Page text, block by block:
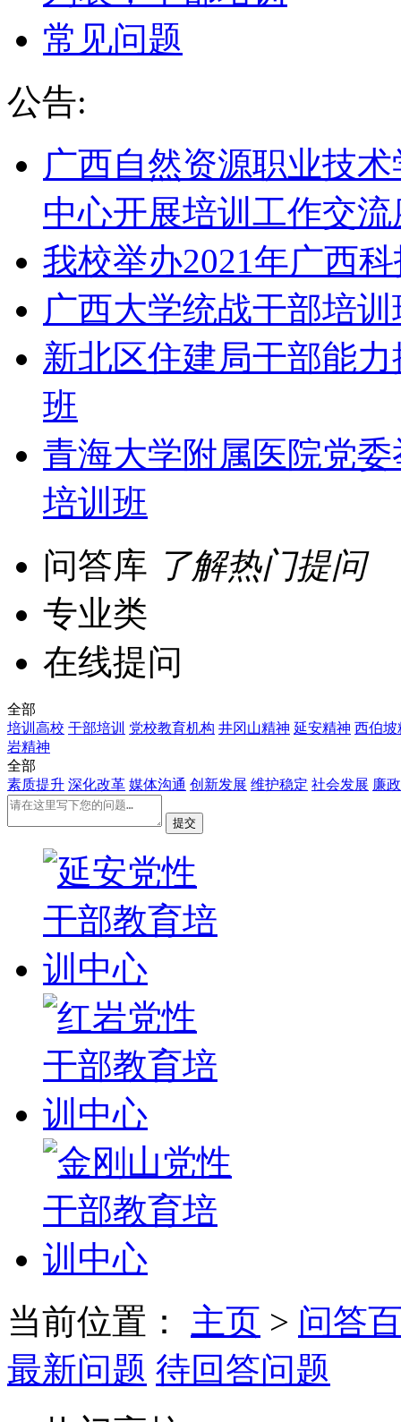
公告:
广西自然资源职业技
中心开展培训工作交
我校举办2021年广西
广西大学统战干部培
新北区住建局干部能
班
青海大学附属医院党
培训班
问答库 了解热门提问
专业类
在线提问
全部
培训高校 干部培训 党校教育机构 井冈山精神 延安精神 西伯坡
岩精神
全部
素质提升 深化改革 媒体沟通 创新发展 维护稳定 社会发展 廉
当前位置： 主页 > 问答
最新问题 待回答问题